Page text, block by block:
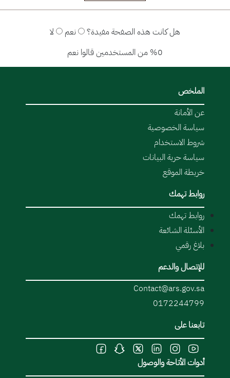
هل كانت هذه الصفحة مفيدة؟ نعم
لا
%0 من المستخدمين قالوا نعم
الملخص
عن الأمانة
سياسة الخصوصية
شروط الاستخدام
سياسة حرية البيانات
خريطة الموقع
روابط تهمك
روابط تهمك
الأسئلة الشائعة
بلاغ رقمي
للإتصال والدعم
Contact@ars.gov.sa
0172244799
تابعنا على
أدوات الأتاحة والوصول